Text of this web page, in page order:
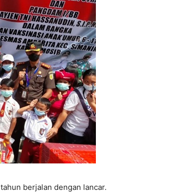
berjalan dengan lancar.